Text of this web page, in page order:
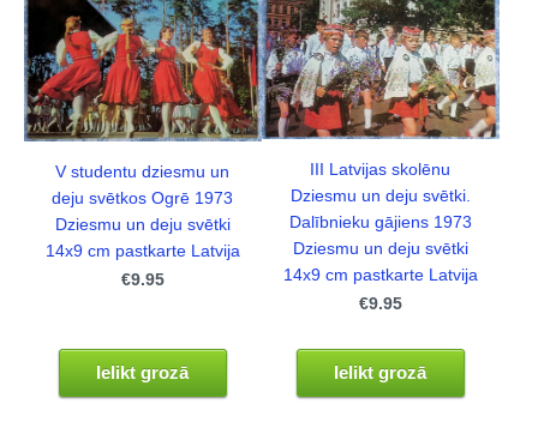
V studentu dziesmu un
deju svētkos Ogrē 1973
Dziesmu un deju svētki
14x9 cm pastkarte Latvija
€9.95
Ielikt grozā
III Latvijas skolēnu
Dziesmu un deju svētki.
Dalībnieku gājiens 1973
Dziesmu un deju svētki
14x9 cm pastkarte Latvija
€9.95
Ielikt grozā